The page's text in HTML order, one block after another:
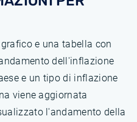
e una tabella con
dell'inflazione
e un tipo di inflazione
viene aggiornata
l'andamento della